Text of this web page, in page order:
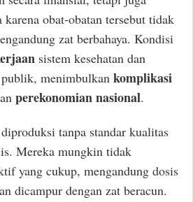
karena obat-obatan tersebut tidak
zat berbahaya. Kondisi
sistem kesehatan dan
publik, menimbulkan komplikasi
perekonomian nasional.
tanpa standar kualitas
Mereka mungkin tidak
yang cukup, mengandung dosis
dicampur dengan zat beracun.